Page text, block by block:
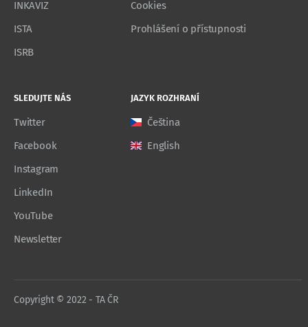
INKAVIZ
ISTA
ISRB
Cookies
Prohlášení o přístupnosti
SLEDUJTE NÁS
Twitter
Facebook
Instagram
LinkedIn
YouTube
Newsletter
JAZYK ROZHRANÍ
Čeština
English
Copyright © 2022 - TA ČR